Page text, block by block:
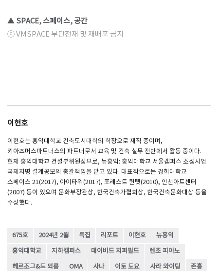
▲ SPACE, 스페이스, 공간
ⓒ VMSPACE 무단전재 및 재배포 금지
이현호
이현호는 홍익대학교 건축도시대학의 학장으로 재직 중이며,
키아즈머스파트너스의 파트너로서 교육 및 건축 실무 전반에서 활동 중이다.
현재 홍익대학교 건설부위원장으로, 뉴홍익: 홍익대학교 서울캠퍼스 조성사업
국제지명 설계공모의 총괄책임을 맡고 있다. 대표작으로는 경희대학교
스페이스 21(2017), 아이타워(2017), 포레스트 퀸텟(2010), 인천아트센터
(2007) 등이 있으며 문화부장관상, 한국건축가협회상, 한국건축문화대상 등을
수상했다.
675호 2024년 2월 특집 리포트 이현호 뉴홍익
홍익대학교 지하캠퍼스 데이비드 치퍼필드 렌조 피아노
헤르조그&드 뫼롱 OMA 사나 이토 도요 사라 와이팅 존홍